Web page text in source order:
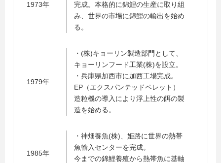
1973年
完成。本格的に錦鯉の生産に取り組
み、世界の市場に錦鯉の輸出を始め
る。
1979年
・(株)キョーリン製造部門として、
キョーリンフード工業(株)を設立。
・兵庫県加西市に加西工場完成。
EP（エクスパンテッドペレット）
造粒機の導入により浮上性の餌の製
造を始める。
1985年
・神畑養魚(株)、姫路に世界の熱帯
魚輸入センターを完成。
今までの錦鯉養殖から熱帯魚に基軸